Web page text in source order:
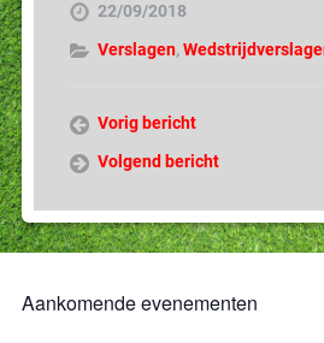
22/09/2018
Verslagen,
Vorig bericht
Volgend bericht
Aankomende evenementen